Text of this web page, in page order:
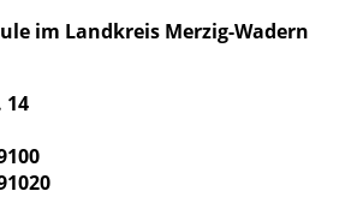
im Landkreis Merzig-Wadern